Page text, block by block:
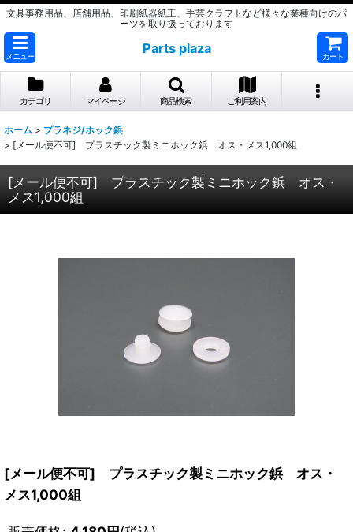
文具事務用品、店舗用品、印刷紙器紙工、手芸クラフトなど様々な業種向けのパ
ーツを取り扱っております
メニュー
Parts plaza
カート
カテゴリ マイページ 商品検索 ご利用案内
ホーム > プラネジ/ホック鋲
> [メール便不可] プラスチック製ミニホック鋲 オス・メス1,000組
[メール便不可] プラスチック製ミニホック鋲 オス・
メス1,000組
[メール便不可] プラスチック製ミニホック鋲 オス・
メス1,000組